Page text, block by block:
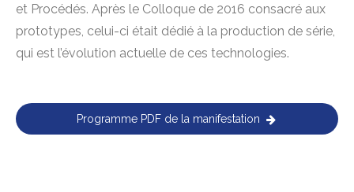
et Procédés. Après le Colloque de 2016 consacré aux
prototypes, celui-ci était dédié à la production de série,
qui est l’évolution actuelle de ces technologies.
Programme PDF de la manifestation